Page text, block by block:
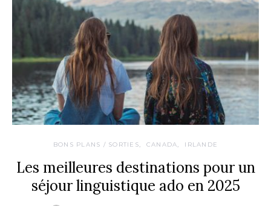
BONS PLANS / SORTIES CANADA IRLANDE
Les meilleures destinations pour un
séjour linguistique ado en 2025